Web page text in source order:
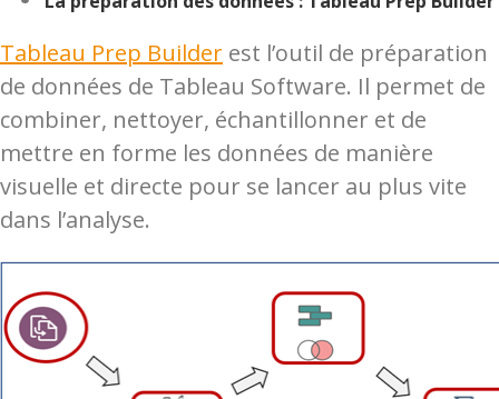
Tableau Prep Builder est l’outil de préparation
de données de Tableau Software. Il permet de
combiner, nettoyer, échantillonner et de
mettre en forme les données de manière
visuelle et directe pour se lancer au plus vite
dans l’analyse.